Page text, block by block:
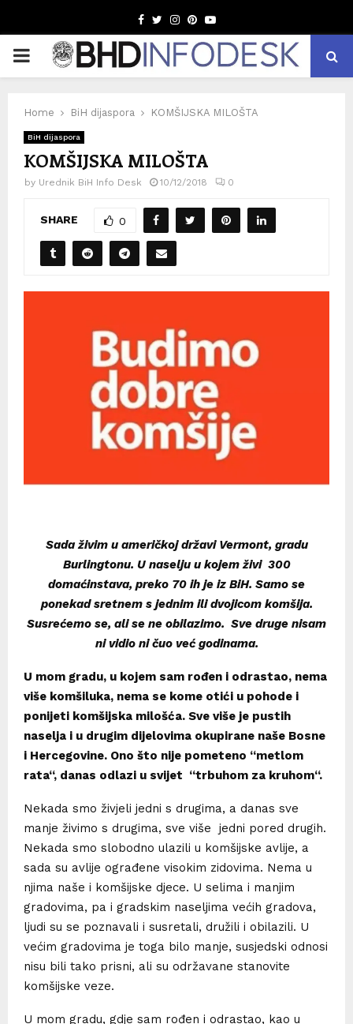
Facebook
TwitterInstagram
Pinterest
Youtube
PRIMARY
Home BiH dijaspora KOMŠIJSKA MILOŠTA
BiH dijaspora
KOMŠIJSKA MILOŠTA
by Urednik BiH Info Desk 10/12/2018 0
SHARE 0
Sada živim u američkoj državi Vermont, gradu
Burlingtonu. U naselju u kojem živi 300
domaćinstava, preko 70 ih je iz BiH. Samo se
ponekad sretnem s jednim ili dvojicom komšija.
Susrećemo se, ali se ne obilazimo. Sve druge nisam
ni vidio ni čuo već godinama.
U mom gradu, u kojem sam rođen i odrastao, nema
više komšiluka, nema se kome otići u pohode i
ponijeti komšijska milošća. Sve više je pustih
naselja i u drugim dijelovima okupirane naše Bosne
i Hercegovine. Ono što nije pometeno “metlom
rata“, danas odlazi u svijet “trbuhom za kruhom“.
Nekada smo živjeli jedni s drugima, a danas sve
manje živimo s drugima, sve više jedni pored drugih.
Nekada smo slobodno ulazili u komšijske avlije, a
sada su avlije ograđene visokim zidovima. Nema u
njima naše i komšijske djece. U selima i manjim
gradovima, pa i gradskim naseljima većih gradova,
ljudi su se poznavali i susretali, družili i obilazili. U
većim gradovima je toga bilo manje, susjedski odnosi
nisu bili tako prisni, ali su održavane stanovite
komšijske veze.
U mom gradu, gdje sam rođen i odrastao, kao u